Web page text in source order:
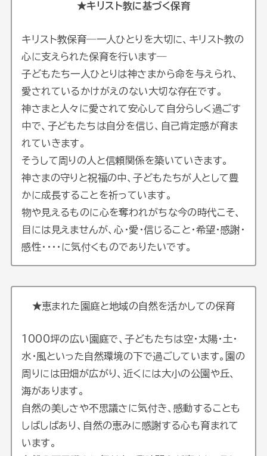
★キリスト教に基づく保育
キリスト教保育―一人ひとりを大切に、キリスト教の
心に支えられた保育を行います―
子どもたち一人ひとりは神さまから命を与えられ、
愛されているかけがえのない大切な存在です。
神さまと人々に愛されて安心して自分らしく過ごす
中で、子どもたちは自分を信じ、自己肯定感が育ま
れていきます。
そうして周りの人と信頼関係を築いていきます。
神さまの守りと祝福の中、子どもたちが人として豊
かに成長することを祈っています。
物や見えるものに心を奪われがちな今の時代こそ、
目には見えませんが、心・愛・信じること・希望・感謝・
感性・・・・に気付くものでありたいです。
★恵まれた園庭と地域の自然を活かしての保育
1000坪の広い園庭で、子どもたちは空・太陽・土・
水・風といった自然環境の下で過ごしています。園の
周りには田畑が広がり、近くには大小の公園や丘、
海があります。
自然の美しさや不思議さに気付き、感動することも
しばしばあり、自然の恵みに感謝する心も育まれて
います。